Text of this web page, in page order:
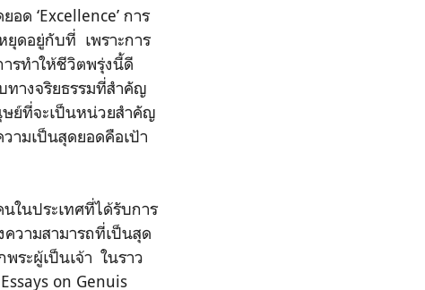
ด ‘Excellence’ การ
ดอยู่กับที่ เพราะการ
รทำให้ชีวิตพรุ่งนี้ดี
างจริยธรรมที่สำคัญ
ย์ที่จะเป็นหน่วยสำคัญ
ามเป็นสุดยอดคือเป้า
ในประเทศที่ได้รับการ
วามสามารถที่เป็นสุด
ระผู้เป็นเจ้า ในราว
on Genuis